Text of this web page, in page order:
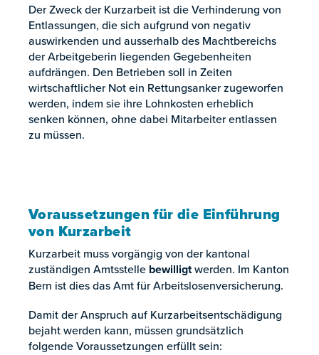
Der Zweck der Kurzarbeit ist die Verhinderung von
Entlassungen, die sich aufgrund von negativ
auswirkenden und ausserhalb des Machtbereichs
der Arbeitgeberin liegenden Gegebenheiten
aufdrängen. Den Betrieben soll in Zeiten
wirtschaftlicher Not ein Rettungsanker zugeworfen
werden, indem sie ihre Lohnkosten erheblich
senken können, ohne dabei Mitarbeiter entlassen
zu müssen.
Voraussetzungen für die Einführung
von Kurzarbeit
Kurzarbeit muss vorgängig von der kantonal
zuständigen Amtsstelle bewilligtwerden. Im Kanton
Bern ist dies das Amt für Arbeitslosenversicherung.
Damit der Anspruch auf Kurzarbeitsentschädigung
bejaht werden kann, müssen grundsätzlich
folgende Voraussetzungen erfüllt sein: